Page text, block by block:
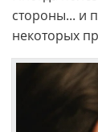
стороны... и
некоторых